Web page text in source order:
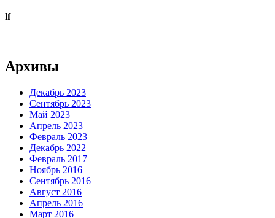
lf
Архивы
Декабрь 2023
Сентябрь 2023
Май 2023
Апрель 2023
Февраль 2023
Декабрь 2022
Февраль 2017
Ноябрь 2016
Сентябрь 2016
Август 2016
Апрель 2016
Март 2016